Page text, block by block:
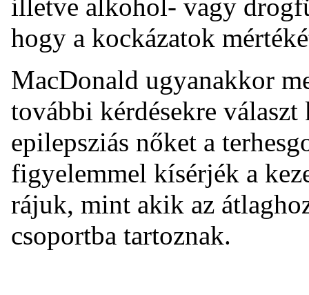
illetve alkohol- vagy
hogy a kockázatok
MacDonald ugyanakkor
további kérdésekre
epilepsziás nőket a
figyelemmel kísérjék a
rájuk, mint akik az
csoportba tartoznak.